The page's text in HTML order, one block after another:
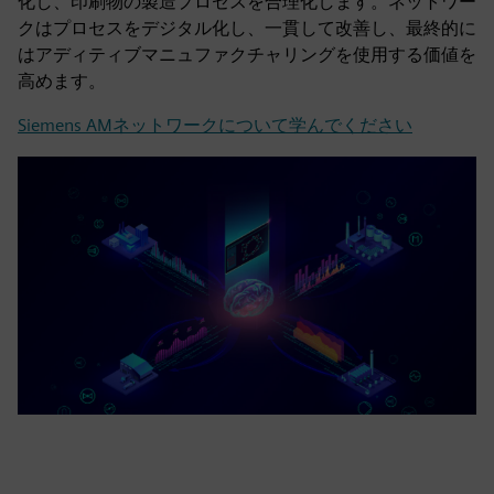
クはプロセスをデジタル化し、一貫して改善し、最終的に
はアディティブマニュファクチャリングを使用する価値を
高めます。
Siemens AMネットワークについて学んでください